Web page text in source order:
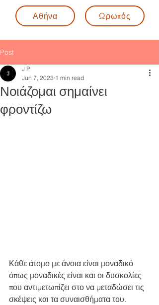
Αθήνα Ωρωπός
Post
Νοιάζομαι σημαίνει
φροντίζω
J P
Jun 7, 2023 1 min read
Κάθε άτομο με άνοια είναι μοναδικό
όπως μοναδικές είναι και οι δυσκολίες
που αντιμετωπίζει στο να μεταδώσει τις
σκέψεις και τα συναισθήματα του.